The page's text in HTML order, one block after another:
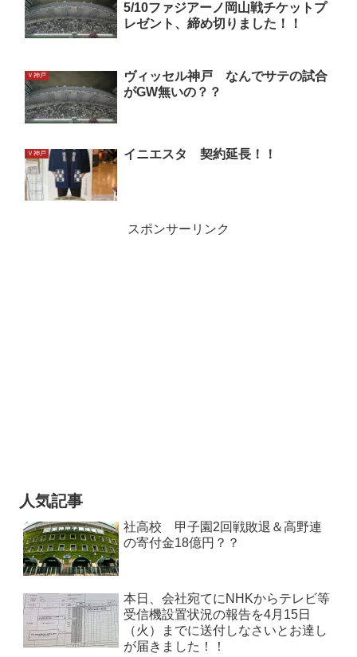
5/10ファジアーノ岡山戦チケットプ
レゼント、締め切りました！！
Ｖ神戸
ヴィッセル神戸 なんでサテの試合
がGW無いの？？
Ｖ神戸 イニエスタ 契約延長！！
スポンサーリンク
人気記事
社高校 甲子園2回戦敗退＆高野連
の寄付金18億円？？
本日、会社宛てにNHKからテレビ等
受信機設置状況の報告を4月15日
（火）までに送付しなさいとお達し
が届きました！！